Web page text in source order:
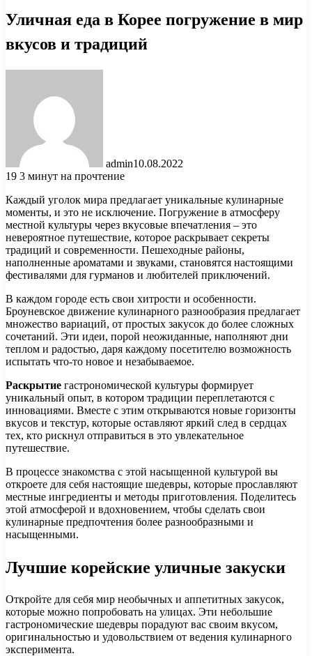
Уличная еда в Корее погружение в мир
вкусов и традиций
admin10.08.2022
19 3 минут на прочтение
Каждый уголок мира предлагает уникальные кулинарные
моменты, и это не исключение. Погружение в атмосферу
местной культуры через вкусовые впечатления – это
невероятное путешествие, которое раскрывает секреты
традиций и современности. Пешеходные районы,
наполненные ароматами и звуками, становятся настоящими
фестивалями для гурманов и любителей приключений.
В каждом городе есть свои хитрости и особенности.
Броуневское движение кулинарного разнообразия предлагает
множество вариаций, от простых закусок до более сложных
сочетаний. Эти идеи, порой неожиданные, наполняют дни
теплом и радостью, даря каждому посетителю возможность
испытать что-то новое и незабываемое.
Раскрытие гастрономической культуры формирует
уникальный опыт, в котором традиции переплетаются с
инновациями. Вместе с этим открываются новые горизонты
вкусов и текстур, которые оставляют яркий след в сердцах
тех, кто рискнул отправиться в это увлекательное
путешествие.
В процессе знакомства с этой насыщенной культурой вы
откроете для себя настоящие шедевры, которые прославляют
местные ингредиенты и методы приготовления. Поделитесь
этой атмосферой и вдохновением, чтобы сделать свои
кулинарные предпочтения более разнообразными и
насыщенными.
Лучшие корейские уличные закуски
Откройте для себя мир необычных и аппетитных закусок,
которые можно попробовать на улицах. Эти небольшие
гастрономические шедевры порадуют вас своим вкусом,
оригинальностью и удовольствием от ведения кулинарного
эксперимента.